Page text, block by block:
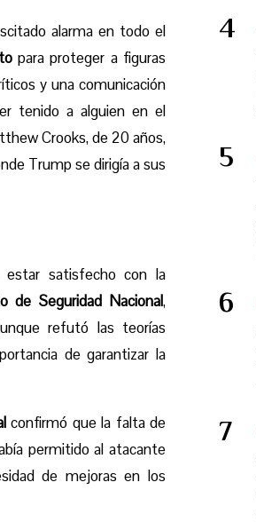
alarma en todo el
para proteger a figuras
y una comunicación
tenido a alguien en el
Crooks, de 20 años,
Trump se dirigía a sus
estar satisfecho con la
de Seguridad Nacional,
refutó las teorías
de garantizar la
confirmó que la falta de
permitido al atacante
de mejoras en los